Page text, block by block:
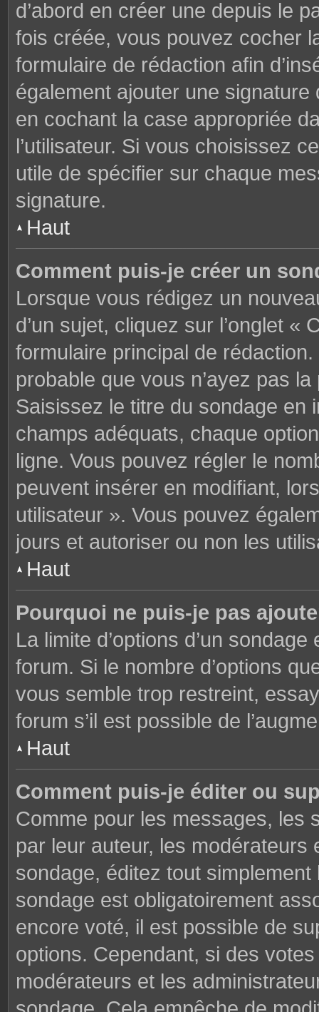
d’abord en créer une depuis le
fois créée, vous pouvez cocher
formulaire de rédaction afin
également ajouter une
en cochant la case appropriée
l’utilisateur. Si vous choisissez
utile de spécifier sur chaque
signature.
Haut
Comment puis-je créer un
Lorsque vous rédigez un
d’un sujet, cliquez sur l’onglet
formulaire principal de
probable que vous n’ayez pas
Saisissez le titre du sondage en
champs adéquats, chaque
ligne. Vous pouvez régler le
peuvent insérer en modifiant,
utilisateur ». Vous pouvez
jours et autoriser ou non les
Haut
Pourquoi ne puis-je pas
La limite d’options d’un
forum. Si le nombre d’options
vous semble trop restreint,
forum s’il est possible de
Haut
Comment puis-je éditer ou
Comme pour les messages, les
par leur auteur, les
sondage, éditez tout
sondage est obligatoirement
encore voté, il est possible de
options. Cependant, si des
modérateurs et les